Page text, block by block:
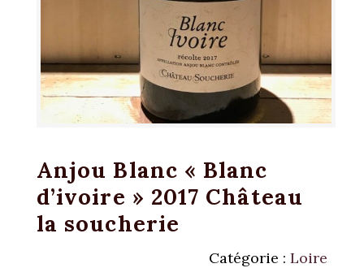
Anjou Blanc « Blanc
d’ivoire » 2017 Château
la soucherie
Catégorie : Loire